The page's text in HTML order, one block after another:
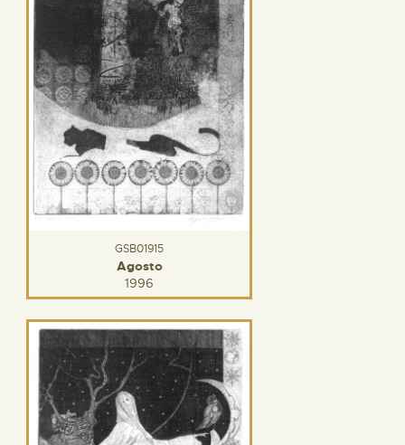
GSB01915
Agosto
1996